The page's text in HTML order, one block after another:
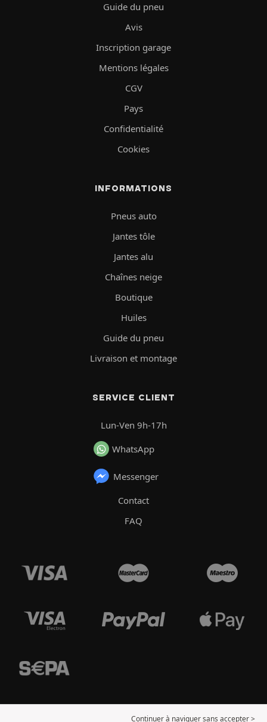
Guide du pneu
Avis
Inscription garage
Mentions légales
CGV
Pays
Confidentialité
Cookies
INFORMATIONS
Pneus auto
Jantes tôle
Jantes alu
Chaînes neige
Boutique
Huiles
Guide du pneu
Livraison et montage
SERVICE CLIENT
Lun-Ven 9h-17h
WhatsApp
Messenger
Contact
FAQ
Continuer à naviguer sans accepter >